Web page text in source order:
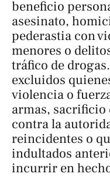
beneficio
asesinato,
pederastia con
menores o
tráfico de
excluidos
violencia o
armas, sacrificio
contra la
reincidentes o
indultados
incurrir en